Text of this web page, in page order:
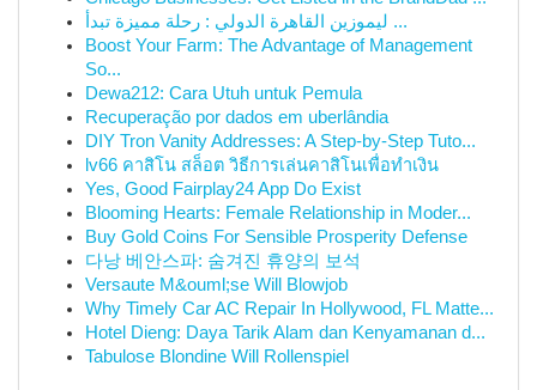
ليموزين القاهرة الدولي : رحلة مميزة تبدأ ...
Boost Your Farm: The Advantage of Management
So...
Dewa212: Cara Utuh untuk Pemula
Recuperação por dados em uberlândia
DIY Tron Vanity Addresses: A Step-by-Step Tuto...
lv66 คาสิโน สล็อต วิธีการเล่นคาสิโนเพื่อทำเงิน
Yes, Good Fairplay24 App Do Exist
Blooming Hearts: Female Relationship in Moder...
Buy Gold Coins For Sensible Prosperity Defense
다낭 베안스파: 숨겨진 휴양의 보석
Versaute M&ouml;se Will Blowjob
Why Timely Car AC Repair In Hollywood, FL Matte...
Hotel Dieng: Daya Tarik Alam dan Kenyamanan d...
Tabulose Blondine Will Rollenspiel